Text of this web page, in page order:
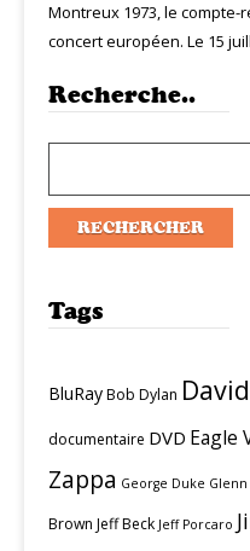
Montreux 1973, le
concert européen. Le 15
Recherche..
Tags
BluRayBob Dylan
documentaire DVD Eagle
Zappa George Duke Glenn
Brown Jeff Beck Jeff Porcaro